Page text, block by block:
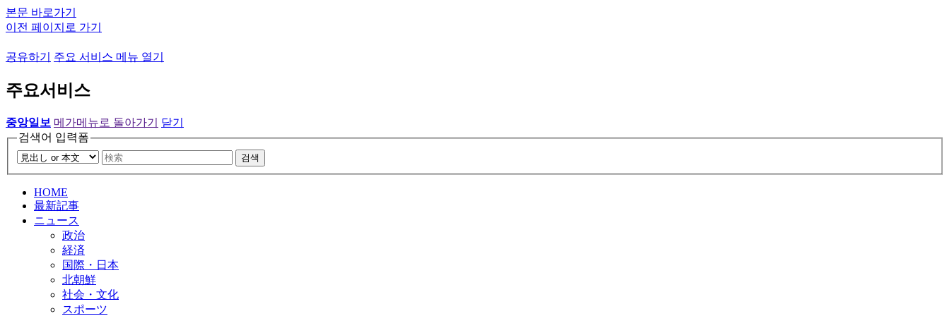
본문 바로가기
이전 페이지로 가기
공유하기 주요 서비스 메뉴 열기
주요서비스
중앙일보 메가메뉴로 돌아가기
닫기
검색어 입력폼
검색
HOME
最新記事
ニュース
政治
経済
国際・日本
北朝鮮
社会・文化
スポーツ